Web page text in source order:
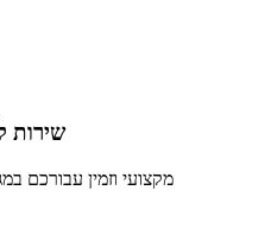
שירות
מקצועי וזמין עבורכם